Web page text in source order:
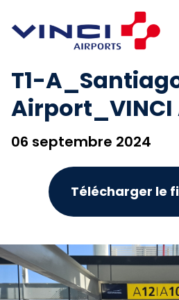
T1-
06 septembre 2024
Télécharger le